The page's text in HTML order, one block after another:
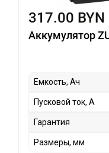
317.00 BYN
Аккумулятор
Емкость, Ач
Пусковой ток, А
Гарантия
Размеры, мм